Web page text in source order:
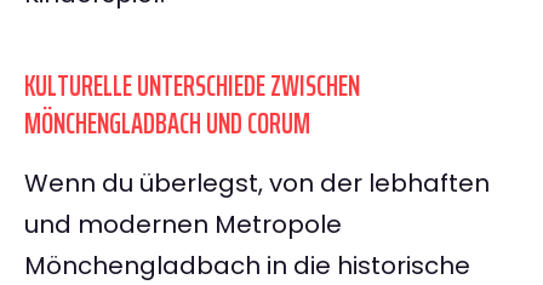
KULTURELLE UNTERSCHIEDE ZWISCHEN
MÖNCHENGLADBACH UND CORUM
Wenn du überlegst, von der lebhaften
und modernen Metropole
Mönchengladbach in die historische